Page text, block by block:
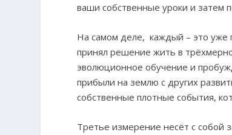
ваши собственные уроки и затем
На самом деле, каждый – это уже
принял решение жить в
эволюционное обучение и
прибыли на землю с других
собственные плотные события,
Третье измерение несёт с собой